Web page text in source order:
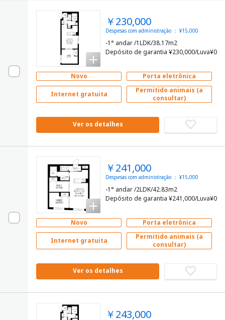
￥230,000
Despesas com administração ： ¥15,000
-1° andar /1LDK/38.17m2
Depósito de garantia ¥230,000/Luva¥0
Novo Porta eletrônica
Internet gratuita
Permitido animais (a
consultar)
Ver os detalhes
￥241,000
Despesas com administração ： ¥15,000
-1° andar /2LDK/42.83m2
Depósito de garantia ¥241,000/Luva¥0
Novo Porta eletrônica
Internet gratuita
Permitido animais (a
consultar)
Ver os detalhes
￥243,000